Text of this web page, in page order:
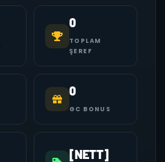
0
TOPLAM
ŞEREF
0
GC BONUS
[NETT]